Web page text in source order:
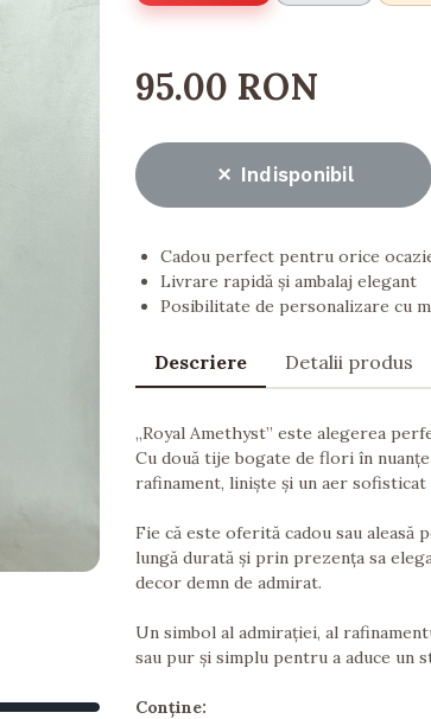
95.00 RON
Indisponibil
Cadou perfect pentru orice
Livrare rapidă și ambalaj elegant
Posibilitate de personalizare cu
Descriere Detalii produs
„Royal Amethyst” este alegerea
Cu două tije bogate de flori în
rafinament, liniște și un aer
Fie că este oferită cadou sau
lungă durată și prin prezența sa
decor demn de admirat.
Un simbol al admirației, al
sau pur și simplu pentru a aduce un
Conține: